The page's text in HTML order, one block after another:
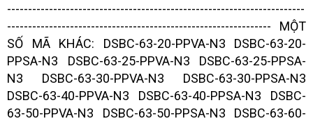
-----------------------------------------------------------------------
--------------------------------------------------------------- MỘT
SỐ MÃ KHÁC: DSBC-63-20-PPVA-N3 DSBC-63-20-
PPSA-N3 DSBC-63-25-PPVA-N3 DSBC-63-25-PPSA-
N3 DSBC-63-30-PPVA-N3 DSBC-63-30-PPSA-N3
DSBC-63-40-PPVA-N3 DSBC-63-40-PPSA-N3 DSBC-
63-50-PPVA-N3 DSBC-63-50-PPSA-N3 DSBC-63-60-